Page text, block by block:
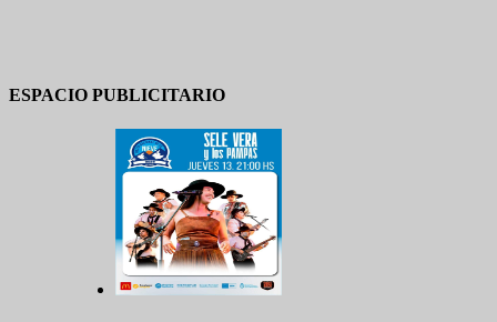
ESPACIO PUBLICITARIO